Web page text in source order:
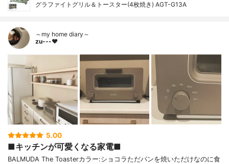
グラファイトグリル＆トースター(4枚焼き) AGT-G13A
～my home diary～
zu---❤︎
5.00
■キッチンが可愛くなる家電■
BALMUDA The Toasterカラー:ショコラただパンを焼いただけなのに食